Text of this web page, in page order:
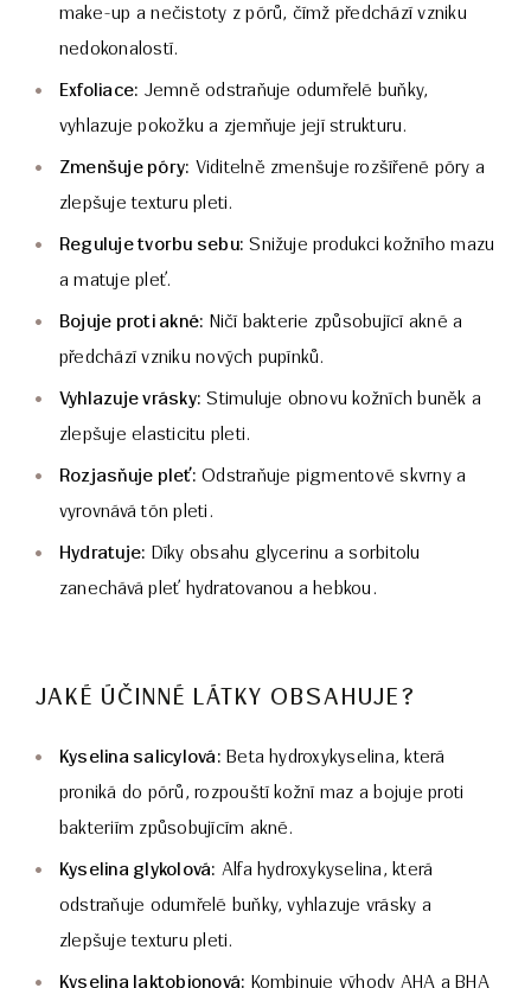
make-up a nečistoty z pórů, čímž předchází vzniku
nedokonalostí.
Exfoliace: Jemně odstraňuje odumřelé buňky,
vyhlazuje pokožku a zjemňuje její strukturu.
Zmenšuje póry: Viditelně zmenšuje rozšířené póry a
zlepšuje texturu pleti.
Reguluje tvorbu sebu: Snižuje produkci kožního mazu
a matuje pleť.
Bojuje proti akné: Ničí bakterie způsobující akné a
předchází vzniku nových pupínků.
Vyhlazuje vrásky: Stimuluje obnovu kožních buněk a
zlepšuje elasticitu pleti.
Rozjasňuje pleť: Odstraňuje pigmentové skvrny a
vyrovnává tón pleti.
Hydratuje: Díky obsahu glycerinu a sorbitolu
zanechává pleť hydratovanou a hebkou.
JAKÉ ÚČINNÉ LÁTKY OBSAHUJE?
Kyselina salicylová: Beta hydroxykyselina, která
proniká do pórů, rozpouští kožní maz a bojuje proti
bakteriím způsobujícím akné.
Kyselina glykolová: Alfa hydroxykyselina, která
odstraňuje odumřelé buňky, vyhlazuje vrásky a
zlepšuje texturu pleti.
Kyselina laktobionová: Kombinuje výhody AHA a BHA